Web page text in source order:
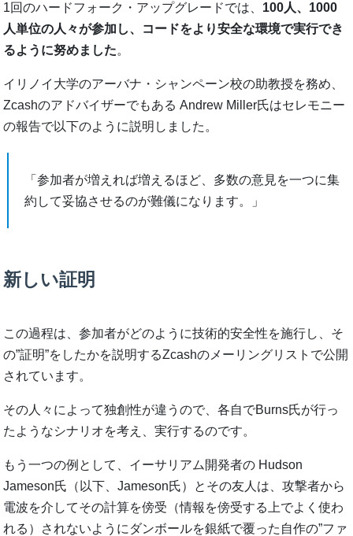
1回のハードフォーク・アップグレードでは、 100人、1000
人単位の人々が参加し、コードをより安全な環境で実行でき
るように努めました。
イリノイ大学のアーバナ・シャンペーン校の助教授を務め、
Zcashのアドバイザーでもある Andrew Miller氏はセレモニー
の報告で以下のように説明しました。
「参加者が増えれば増えるほど、多数の意見を一つに集
約して妥協させるのが難儀になります。」
新しい証明
この過程は、参加者がどのように技術的安全性を施行し、そ
の”証明”をしたかを説明するZcashのメーリングリストで公開
されています。
その人々によって独創性が違うので、各自でBurns氏が行っ
たようなシナリオを考え、実行するのです。
もう一つの例として、イーサリアム開発者の Hudson
Jameson氏（以下、Jameson氏）とその友人は、攻撃者から
電波を介してその計算を傍受（情報を傍受する上でよく使わ
れる）されないようにダンボールを銀紙で覆った自作の”ファ